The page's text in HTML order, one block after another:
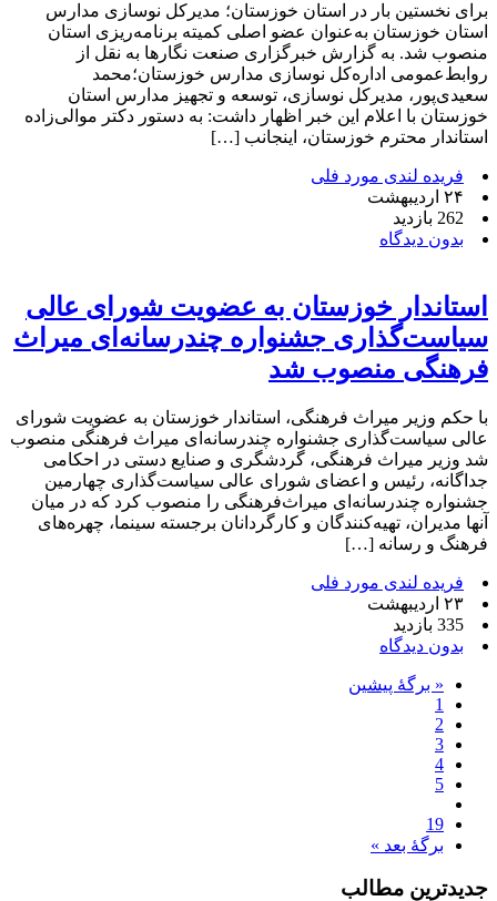
برای نخستین بار در استان خوزستان؛ مدیرکل نوسازی مدارس
استان خوزستان به‌عنوان عضو اصلی کمیته برنامه‌ریزی استان
منصوب شد. به گزارش خبرگزاری صنعت نگارها به نقل از
روابط‌عمومی اداره‌کل نوسازی مدارس خوزستان؛محمد
سعیدی‌پور، مدیرکل نوسازی، توسعه و تجهیز مدارس استان
خوزستان با اعلام این خبر اظهار داشت: به دستور دکتر موالی‌زاده
استاندار محترم خوزستان، اینجانب […]
فریده لندی مورد فلی
۲۴ اردیبهشت
262 بازدید
بدون دیدگاه
استاندار خوزستان به عضویت شورای عالی
سیاست‌گذاری جشنواره چندرسانه‌ای میراث
فرهنگی منصوب شد
با حکم وزیر میراث فرهنگی، استاندار خوزستان به عضویت شورای
عالی سیاست‌گذاری جشنواره چندرسانه‌ای میراث فرهنگی منصوب
شد وزیر میراث فرهنگی، گردشگری و صنایع دستی در احکامی
جداگانه، رئیس و اعضای شورای عالی سیاست‌گذاری چهارمین
جشنواره چندرسانه‌ای میراث‌فرهنگی را منصوب کرد که در میان
آنها مدیران، تهیه‌کنندگان و کارگردانان برجسته سینما، چهره‌های
فرهنگ و رسانه […]
فریده لندی مورد فلی
۲۳ اردیبهشت
335 بازدید
بدون دیدگاه
« برگه‌ٔ پیشین
1
2
3
4
5
19
برگهٔ بعد »
جدیدترین مطالب